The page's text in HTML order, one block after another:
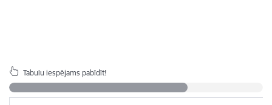
Tabulu iespējams pabīdīt!